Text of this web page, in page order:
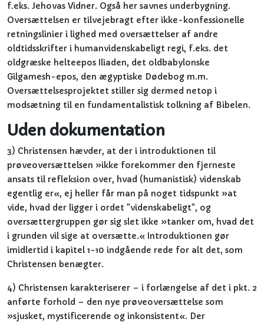
f.eks. Jehovas Vidner. Også her savnes underbygning.
Oversættelsen er tilvejebragt efter ikke-konfessionelle
retningslinier i lighed med oversættelser af andre
oldtidsskrifter i humanvidenskabeligt regi, f.eks. det
oldgræske helteepos Iliaden, det oldbabylonske
Gilgamesh-epos, den ægyptiske Dødebog m.m.
Oversættelsesprojektet stiller sig dermed netop i
modsætning til en fundamentalistisk tolkning af Bibelen.
Uden dokumentation
3) Christensen hævder, at der i introduktionen til
prøveoversættelsen »ikke forekommer den fjerneste
ansats til refleksion over, hvad (humanistisk) videnskab
egentlig er«, ej heller får man på noget tidspunkt »at
vide, hvad der ligger i ordet "videnskabeligt", og
oversættergruppen gør sig slet ikke »tanker om, hvad det
i grunden vil sige at oversætte.« Introduktionen gør
imidlertid i kapitel 1-10 indgående rede for alt det, som
Christensen benægter.
4) Christensen karakteriserer – i forlængelse af det i pkt. 2
anførte forhold – den nye prøveoversættelse som
»sjusket, mystificerende og inkonsistent«. Der